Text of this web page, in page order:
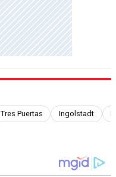
Tres Puertas Ingolstadt